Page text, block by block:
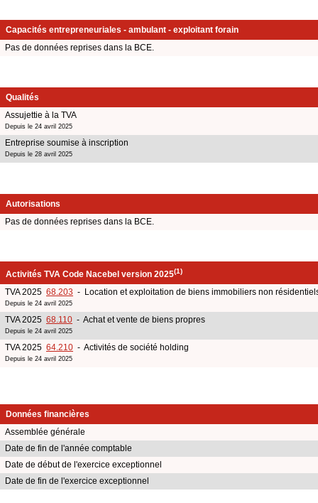
Capacités entrepreneuriales - ambulant - exploitant forain
Pas de données reprises dans la BCE.
Qualités
Assujettie à la TVA
Depuis le 24 avril 2025
Entreprise soumise à inscription
Depuis le 28 avril 2025
Autorisations
Pas de données reprises dans la BCE.
Activités TVA Code Nacebel version 2025(1)
TVA 2025 68.203 - Location et exploitation de biens immobiliers non
Depuis le 24 avril 2025
TVA 2025 68.110 - Achat et vente de biens propres
Depuis le 24 avril 2025
TVA 2025 64.210 - Activités de société holding
Depuis le 24 avril 2025
Données financières
Assemblée générale
Date de fin de l'année comptable
Date de début de l'exercice exceptionnel
Date de fin de l'exercice exceptionnel